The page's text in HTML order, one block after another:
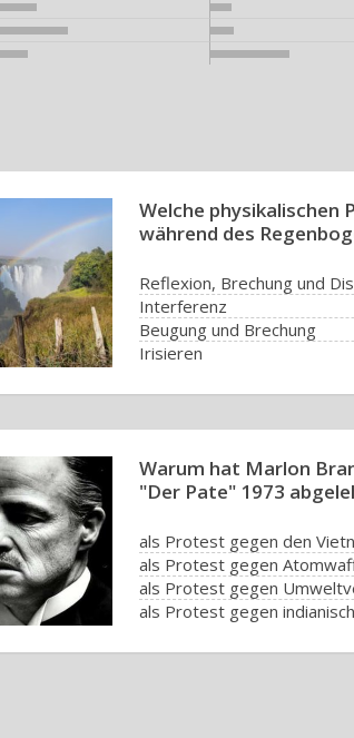
Welche physikalischen
während des
Reflexion, Brechung und
Interferenz
Beugung und Brechung
Irisieren
Warum hat Marlon
"Der Pate" 1973
als Protest gegen den
als Protest gegen
als Protest gegen
als Protest gegen